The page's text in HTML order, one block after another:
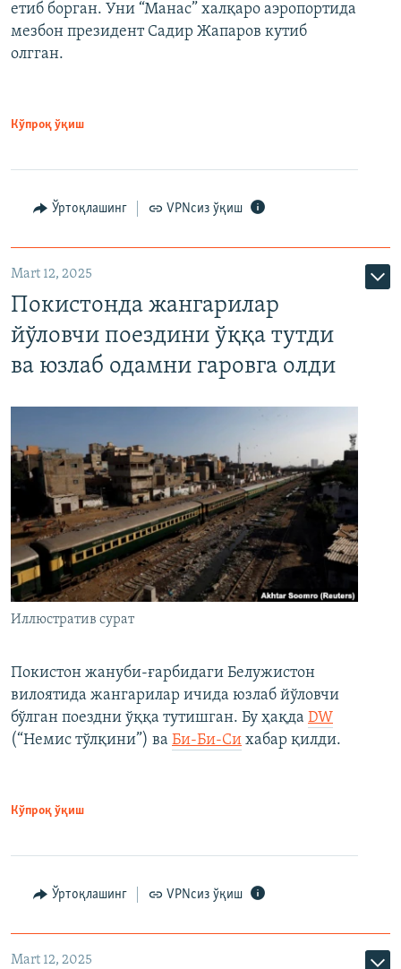
етиб борган. Уни “Манас” халқаро аэропортида
мезбон президент Садир Жапаров кутиб
олгган.
Кўпроқ ўқиш
Ўртоқлашинг VPNсиз ўқиш
Mart 12, 2025
Покистонда жангарилар
йўловчи поездини ўққа тутди
ва юзлаб одамни гаровга олди
Иллюстратив сурат
Покистон жануби-ғарбидаги Белужистон
вилоятида жангарилар ичида юзлаб йўловчи
бўлган поездни ўққа тутишган. Бу ҳақда DW
(“Немис тўлқини”) ва Би-Би-Си хабар қилди.
Кўпроқ ўқиш
Ўртоқлашинг VPNсиз ўқиш
Mart 12, 2025